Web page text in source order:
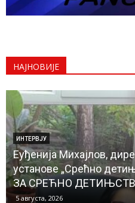
НАЈНОВИЈЕ
ИНТЕРВЈУ
Еуђенија Михајлов,
установе „Срећно
ЗА СРЕЋНО
5 августа, 2026